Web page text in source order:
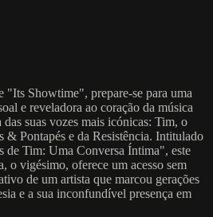
"Its Showtime", prepare-se para uma
e reveladora ao coração da música
suas vozes mais icónicas: Tim, o
& Pontapés e da Resistência. Intitulado
de Tim: Uma Conversa Íntima", este
o vigésimo, oferece um acesso sem
de um artista que marcou gerações
e a sua inconfundível presença em